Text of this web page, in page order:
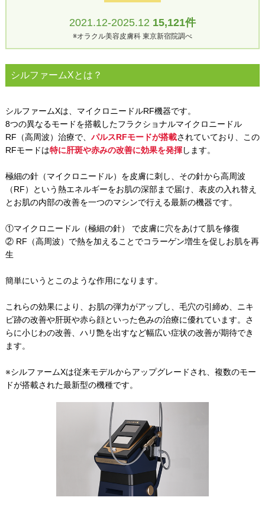
2021.12-2025.12 15,121件
※オラクル美容皮膚科 東京新宿院調べ
シルファームXとは？
シルファームXは、マイクロニードルRF機器です。
8つの異なるモードを搭載したフラクショナルマイクロニードル
RF（高周波）治療で、 パルスRFモードが搭載されていており、この
RFモードは特に肝斑や赤みの改善に効果を発揮します。
極細の針（マイクロニードル）を皮膚に刺し、その針から高周波
（RF）という熱エネルギーをお肌の深部まで届け、表皮の入れ替え
とお肌の内部の改善を一つのマシンで行える最新の機器です。
①マイクロニードル（極細の針） で皮膚に穴をあけて肌を修復
② RF（高周波）で熱を加えることでコラーゲン増生を促しお肌を再
生
簡単にいうとこのような作用になります。
これらの効果により、お肌の弾力がアップし、毛穴の引締め、ニキ
ビ跡の改善や肝斑や赤ら顔といった色みの治療に優れています。さ
らに小じわの改善、ハリ艶を出すなど幅広い症状の改善が期待でき
ます。
※シルファームXは従来モデルからアップグレードされ、複数のモー
ドが搭載された最新型の機種です。